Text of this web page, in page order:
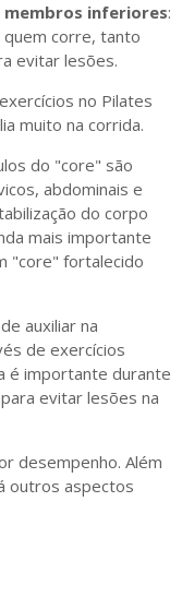
membros inferiores:
corre, tanto
evitar lesões.
no Pilates
muito na corrida.
do "core" são
abdominais e
do corpo
mais importante
"core" fortalecido
auxiliar na
de exercícios
é importante durante
evitar lesões na
desempenho. Além
outros aspectos